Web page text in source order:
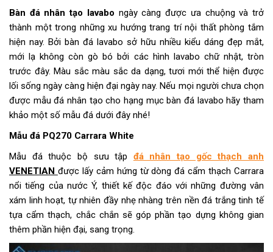
Bàn đá nhân tạo lavabo ngày càng được ưa chuộng và trở
thành một trong những xu hướng trang trí nội thất phòng tắm
hiện nay. Bởi bàn đá lavabo sở hữu nhiều kiểu dáng đẹp mắt,
mới lạ không còn gò bó bởi các hình lavabo chữ nhật, tròn
trước đây. Màu sắc màu sắc da dạng, tươi mới thể hiện được
lối sống ngày càng hiện đại ngày nay. Nếu mọi người chưa chọn
được mẫu đá nhân tạo cho hạng mục bàn đá lavabo hãy tham
khảo một số mẫu đá dưới đây nhé!
Mẫu đá PQ270 Carrara White
Mẫu đá thuộc bộ sưu tập đá nhân tạo gốc thạch anh
VENETIAN được lấy cảm hứng từ dòng đá cẩm thạch Carrara
nổi tiếng của nước Ý, thiết kế độc đáo với những đường vân
xám linh hoạt, tự nhiên đầy nhẹ nhàng trên nền đá trắng tinh tế
tựa cẩm thạch, chắc chắn sẽ góp phần tạo dựng không gian
thêm phần hiện đại, sang trọng.